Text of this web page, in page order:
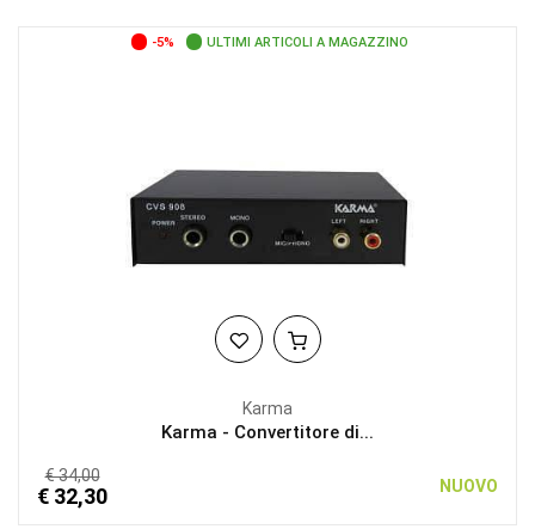
-5% ULTIMI ARTICOLI A MAGAZZINO
Karma
Karma - Convertitore di...
€ 34,00
€ 32,30 NUOVO